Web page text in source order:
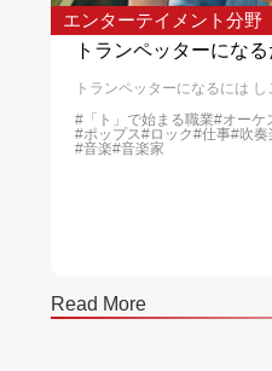
エンターテイメント分野
トランペッターにな
トランペッターになるには
#「ト」で始まる職業#オーケ
#ポップス#ロック#仕事#吹奏
#音楽#音楽家
Read More